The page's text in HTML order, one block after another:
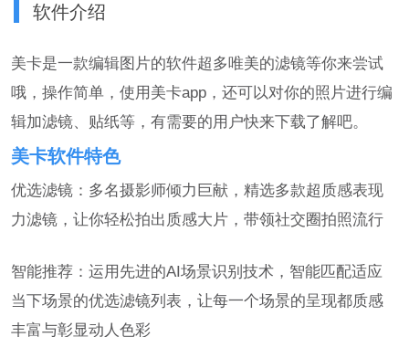
软件介绍
美卡是一款编辑图片的软件超多唯美的滤镜等你来尝试
哦，操作简单，使用美卡app，还可以对你的照片进行编
辑加滤镜、贴纸等，有需要的用户快来下载了解吧。
美卡软件特色
优选滤镜：多名摄影师倾力巨献，精选多款超质感表现
力滤镜，让你轻松拍出质感大片，带领社交圈拍照流行
智能推荐：运用先进的AI场景识别技术，智能匹配适应
当下场景的优选滤镜列表，让每一个场景的呈现都质感
丰富与彰显动人色彩